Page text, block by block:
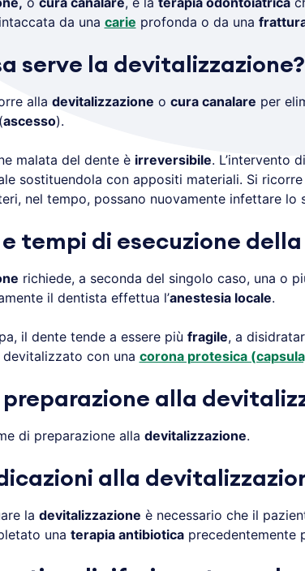
da una carie profonda o da una
serve la devitalizzazione?
alla devitalizzazione o cura canalare per
ascesso).
malata del dente è irreversibile. L’intervento di
sostituendola con appositi materiali. Si ricorre
nel tempo, possano nuovamente infettare lo
tempi di esecuzione
richiede, a seconda del singolo caso, una o
il dentista effettua l’anestesia locale.
il dente tende a essere più fragile, a
con una corona protesica
preparazione alla
di preparazione alla devitalizzazione.
alla
la devitalizzazione è necessario che il
una terapia antibioticaprecedentemente